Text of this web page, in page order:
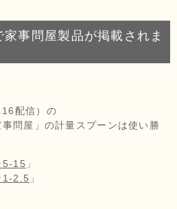
事問屋製品が掲載されま
配信）の
事問屋」の計量スプーンは使い勝
5-15 」
1-2.5 」